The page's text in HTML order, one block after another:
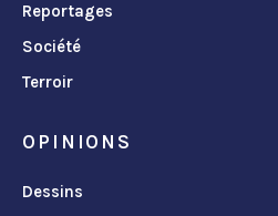
Reportages
Société
Terroir
OPINIONS
Dessins